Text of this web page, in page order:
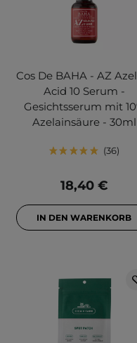
Cos De BAHA - AZ
Acid 10 Serum -
Gesichtsserum mit
Azelainsäure - 30ml
36
18,40 €
IN DEN WARENKORB